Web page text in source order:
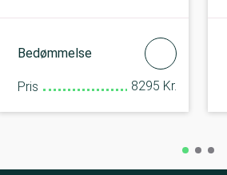
Bedømmelse
Pris 8295 Kr.